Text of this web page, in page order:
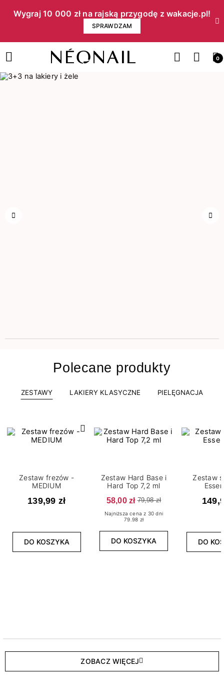
Wygraj 10 000 zł na rajską przygodę z wakacje.pl!​
SPRAWDZAM
0
Polecane produkty
ZESTAWY LAKIERY KLASYCZNE PIELĘGNACJA
Zestaw frezów -
MEDIUM
139,99 zł
DO KOSZYKA
Zestaw Hard Base i
Hard Top 7,2 ml
58,00 zł 79,98 zł
Najniższa cena z 30 dni
79.98 zł
DO KOSZYKA
Zestaw
DO
ZOBACZ WIĘCEJ